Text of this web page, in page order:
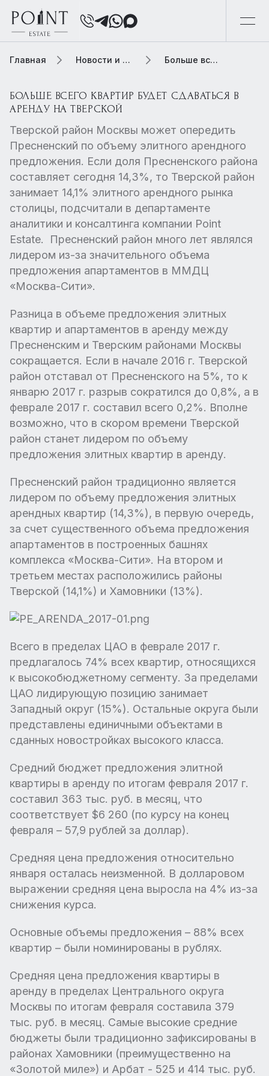
Главная Новости и обзоры Больше всего квартир будет сдаваться в аренду на Тверской
БОЛЬШЕ ВСЕГО КВАРТИР БУДЕТ СДАВАТЬСЯ В
АРЕНДУ НА ТВЕРСКОЙ
Тверской район Москвы может опередить
Пресненский по объему элитного арендного
предложения. Если доля Пресненского района
составляет сегодня 14,3%, то Тверской район
занимает 14,1% элитного арендного рынка
столицы, подсчитали в департаменте
аналитики и консалтинга компании Point
Estate. Пресненский район много лет являлся
лидером из-за значительного объема
предложения апартаментов в ММДЦ
«Москва-Сити».
Разница в объеме предложения элитных
квартир и апартаментов в аренду между
Пресненским и Тверским районами Москвы
сокращается. Если в начале 2016 г. Тверской
район отставал от Пресненского на 5%, то к
январю 2017 г. разрыв сократился до 0,8%, а в
феврале 2017 г. составил всего 0,2%. Вполне
возможно, что в скором времени Тверской
район станет лидером по объему
предложения элитных квартир в аренду.
Пресненский район традиционно является
лидером по объему предложения элитных
арендных квартир (14,3%), в первую очередь,
за счет существенного объема предложения
апартаментов в построенных башнях
комплекса «Москва-Сити». На втором и
третьем местах расположились районы
Тверской (14,1%) и Хамовники (13%).
Всего в пределах ЦАО в феврале 2017 г.
предлагалось 74% всех квартир, относящихся
к высокобюджетному сегменту. За пределами
ЦАО лидирующую позицию занимает
Западный округ (15%). Остальные округа были
представлены единичными объектами в
сданных новостройках высокого класса.
Средний бюджет предложения элитной
квартиры в аренду по итогам февраля 2017 г.
составил 363 тыс. руб. в месяц, что
соответствует $6 260 (по курсу на конец
февраля – 57,9 рублей за доллар).
Средняя цена предложения относительно
января осталась неизменной. В долларовом
выражении средняя цена выросла на 4% из-за
снижения курса.
Основные объемы предложения – 88% всех
квартир – были номинированы в рублях.
Средняя цена предложения квартиры в
аренду в пределах Центрального округа
Москвы по итогам февраля составила 379
тыс. руб. в месяц. Самые высокие средние
бюджеты были традиционно зафиксированы в
районах Хамовники (преимущественно на
«Золотой миле») и Арбат - 525 и 414 тыс. руб.